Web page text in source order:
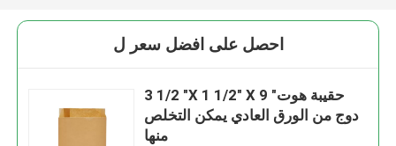
احصل على افضل سعر ل
3 1/2 "X 1 1/2" X 9 "حقيبة هوت
دوج من الورق العادي يمكن التخلص
منها